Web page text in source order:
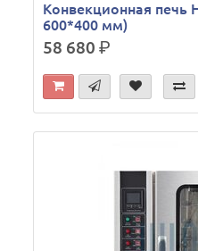
Конвекционная печь
600*400 мм)
58 680р.